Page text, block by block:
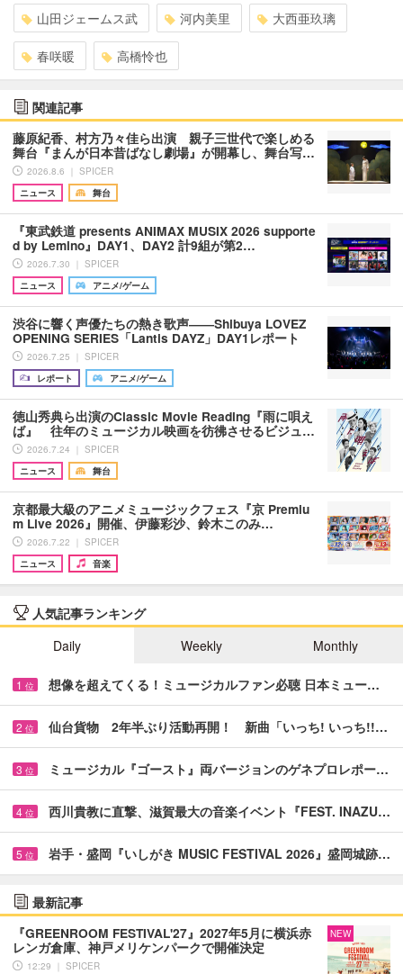
山田ジェームス武 河内美里 大西亜玖璃
春咲暖 高橋怜也
関連記事
藤原紀香、村方乃々佳ら出演 親子三世代で楽しめる
舞台『まんが日本昔ばなし劇場』が開幕し、舞台写…
2026.8.6 ｜ SPICER
ニュース
舞台
『東武鉄道 presents ANIMAX MUSIX 2026 supporte
d by Lemino』DAY1、DAY2 計9組が第2…
2026.7.30 ｜ SPICER
ニュース
アニメ/ゲーム
渋谷に響く声優たちの熱き歌声――Shibuya LOVEZ
OPENING SERIES「Lantis DAYZ」DAY1レポート
2026.7.25 ｜ SPICER
レポート
アニメ/ゲーム
徳山秀典ら出演のClassic Movie Reading『雨に唄え
ば』 往年のミュージカル映画を彷彿させるビジュ…
2026.7.24 ｜ SPICER
ニュース
舞台
京都最大級のアニメミュージックフェス『京 Premiu
m Live 2026』開催、伊藤彩沙、鈴木このみ…
2026.7.22 ｜ SPICER
ニュース
音楽
人気記事ランキング
Daily
Weekly Monthly
1 位 想像を超えてくる！ミュージカルファン必聴 日本ミュー…
2 位 仙台貨物 2年半ぶり活動再開！ 新曲「いっち! いっち!!…
3 位 ミュージカル『ゴースト』両バージョンのゲネプロレポー…
4 位 西川貴教に直撃、滋賀最大の音楽イベント『FEST. INAZU…
5 位 岩手・盛岡『いしがき MUSIC FESTIVAL 2026』盛岡城跡…
最新記事
『GREENROOM FESTIVAL'27』2027年5月に横浜赤
レンガ倉庫、神戸メリケンパークで開催決定
12:29 ｜ SPICER
NEW